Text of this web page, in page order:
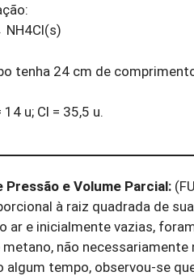
NH4Cl(s)
tenha 24 cm de
14 u; Cl = 35,5 u.
Pressão e Volume Parcial:
à raiz quadrada de
ar e inicialmente vazias,
metano, não
algum tempo, observou-se